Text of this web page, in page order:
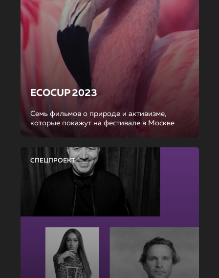
ECOCUP 2023
Семь фильмов о природе и активизме,
которые покажут на фестивале в Москве
СПЕЦПРОЕКТ